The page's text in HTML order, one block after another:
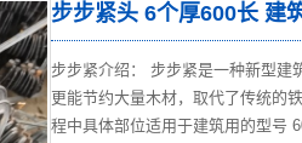
步步紧头 6个厚600长 建
步步紧介绍： 步步紧是一种新型建
更能节约大量木材，取代了传统的
程中具体部位适用于建筑用的型号